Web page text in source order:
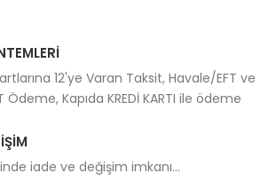
12'ye Varan Taksit, Havale/EFT ve
Ödeme, Kapıda KREDİ KARTI ile ödeme
iade ve değişim imkanı...